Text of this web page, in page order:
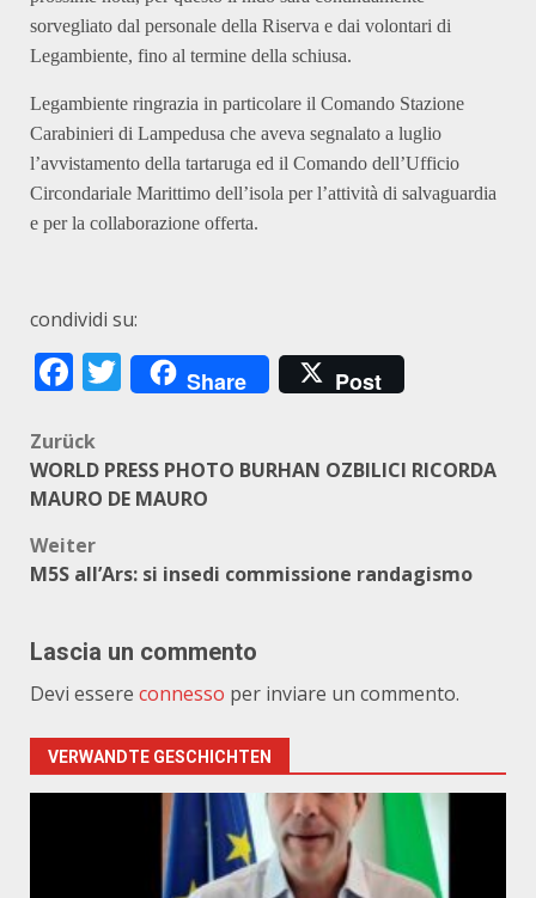
sorvegliato dal personale della Riserva e dai volontari di
Legambiente, fino al termine della schiusa.
Legambiente ringrazia in particolare il Comando Stazione
Carabinieri di Lampedusa che aveva segnalato a luglio
l’avvistamento della tartaruga ed il Comando dell’Ufficio
Circondariale Marittimo dell’isola per l’attività di salvaguardia
e per la collaborazione offerta.
condividi su:
Facebook
Twitter
Share Post
Beitragsnavigation
Zurück
WORLD PRESS PHOTO BURHAN OZBILICI RICORDA
MAURO DE MAURO
Weiter
M5S all’Ars: si insedi commissione randagismo
Lascia un commento
Devi essere connesso per inviare un commento.
VERWANDTE GESCHICHTEN